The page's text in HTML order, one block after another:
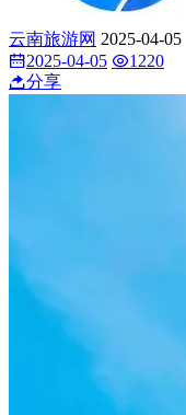
云南旅游网 2025-04-05
2025-04-05
1220
分享